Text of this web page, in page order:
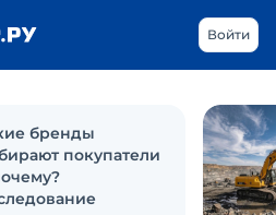
Войти
бренды
покупатели